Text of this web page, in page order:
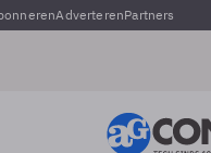
AdverterenPartners